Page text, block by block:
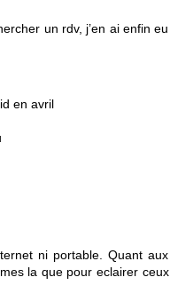
un rdv, j’en ai enfin eu
en avril
ni portable. Quant aux
la que pour eclairer ceux